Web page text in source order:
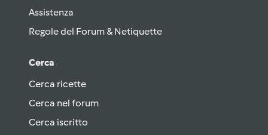
Assistenza
Regole del Forum & Netiquette
Cerca
Cerca ricette
Cerca nel forum
Cerca iscritto